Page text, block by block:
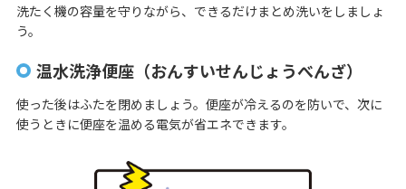
洗たく機の容量を守りながら、できるだけまとめ洗いをしましょ
う。
温水洗浄便座（おんすいせんじょうべんざ）
使った後はふたを閉めましょう。便座が冷えるのを防いで、次に
使うときに便座を温める電気が省エネできます。